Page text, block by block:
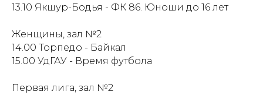
13.10 Якшур-Бодья - ФК 86. Юноши до 16 лет
Женщины, зал №2
14.00 Торпедо - Байкал
15.00 УдГАУ - Время футбола
Первая лига, зал №2